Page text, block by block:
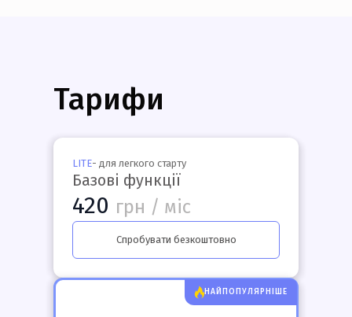
Тарифи
LITE- для легкого старту
Базові функції
420 грн / міс
Спробувати безкоштовно
НАЙПОПУЛЯРНІШЕ